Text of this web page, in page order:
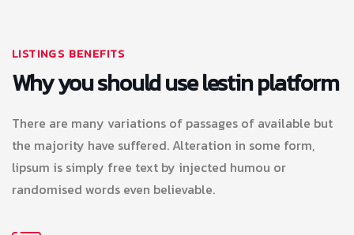
LISTINGS BENEFITS
Why you should use lestin platform
There are many variations of passages of available but
the majority have suffered. Alteration in some form,
lipsum is simply free text by injected humou or
randomised words even believable.